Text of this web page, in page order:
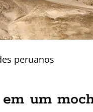
peruanos
um